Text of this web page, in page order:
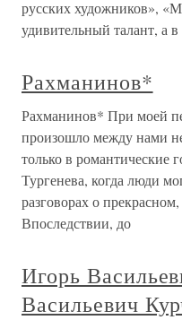
русских художников»,
удивительный талант, а
Рахманинов*
Рахманинов* При моей
произошло между нами
только в романтические
Тургенева, когда люди
разговорах о
Впоследствии, до
Игорь
Васильевич